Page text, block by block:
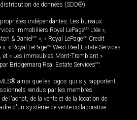
de données (SDD®).
indépendantes. Les bureaux
immobiliers Royal LePageMD Ltée »,
& Daniel MD », « Royal LePageMD Credit
« Royal LePageMD West Real Estate Services
et « Les immeubles Mont-Tremblant »
Bridgemarq Real Estate ServicesMD
ainsi que les logos qui s'y rapportent
rendus par les membres
l'achat, de la vente et de la location de
d'un système de vente collaborative.